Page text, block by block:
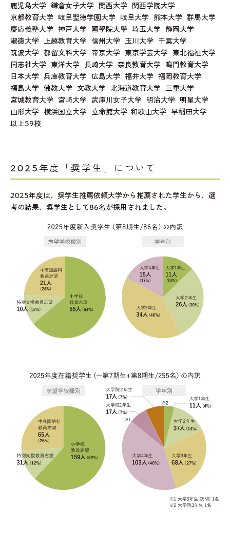
鹿児島大学   鎌倉女子大学   関西大学   関西学院大学
京都教育大学   岐阜聖徳学園大学   岐阜大学   熊本大学   群馬大学
慶応義塾大学   神戸大学   國學院大學   埼玉大学   静岡大学
淑徳大学   上越教育大学   信州大学   玉川大学   千葉大学
筑波大学   都留文科大学   帝京大学   東京学芸大学   東北福祉大学
同志社大学   東洋大学   長崎大学   奈良教育大学   鳴門教育大学
日本大学   兵庫教育大学   広島大学   福井大学   福岡教育大学
福島大学   佛教大学   文教大学   北海道教育大学   三重大学
宮城教育大学   宮崎大学   武庫川女子大学   明治大学   明星大学
山形大学   横浜国立大学   立命館大学  和歌山大学   早稲田大学
以上59校
2025年度「奨学生」について
2025年度は、奨学生推薦依頼大学から推薦された学生から、選
考の結果、奨学生として86名が採用されました。